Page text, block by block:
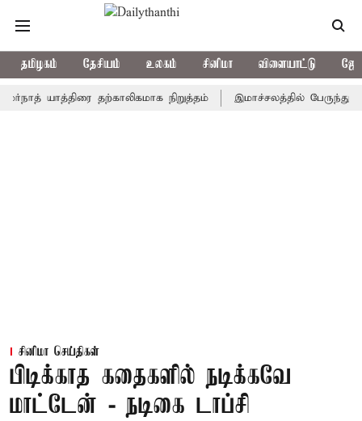
தமிழகம் தேசியம் உலகம் சினிமா விளையாட்டு
யாத்திரை தற்காலிகமாக நிறுத்தம் இமாச்சலத்தில் பேருந்து
சினிமா செய்திகள்
பிடிக்காத கதைகளில் நடிக்கவே
மாட்டேன் - நடிகை டாப்சி